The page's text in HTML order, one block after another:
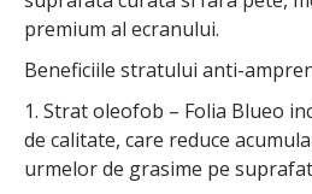
premium al ecranului.
Beneficiile stratului anti-
1. Strat oleofob – Folia Blueo
de calitate, care reduce
urmelor de grasime pe